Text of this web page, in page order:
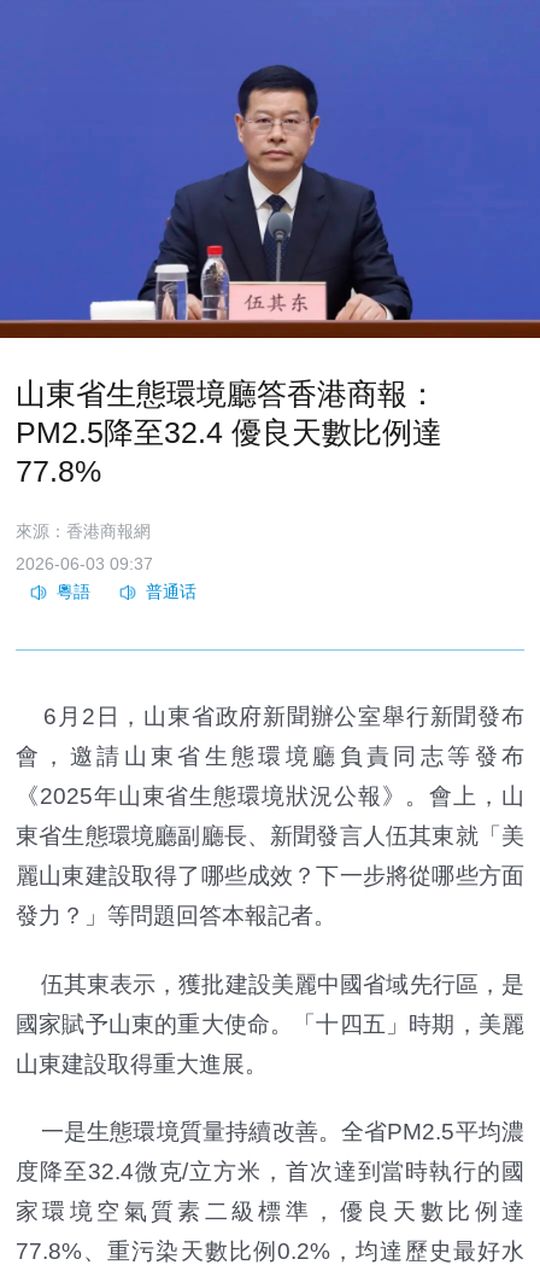
山東省生態環境廳答香港商報：
PM2.5降至32.4 優良天數比例達
77.8%
來源：香港商報網
2026-06-03 09:37
6月2日，山東省政府新聞辦公室舉行新聞發布
會，邀請山東省生態環境廳負責同志等發布
《2025年山東省生態環境狀況公報》。會上，山
東省生態環境廳副廳長、新聞發言人伍其東就「美
麗山東建設取得了哪些成效？下一步將從哪些方面
發力？」等問題回答本報記者。
伍其東表示，獲批建設美麗中國省域先行區，是
國家賦予山東的重大使命。「十四五」時期，美麗
山東建設取得重大進展。
一是生態環境質量持續改善。全省PM2.5平均濃
度降至32.4微克/立方米，首次達到當時執行的國
家環境空氣質素二級標準，優良天數比例達
77.8%、重污染天數比例0.2%，均達歷史最好水